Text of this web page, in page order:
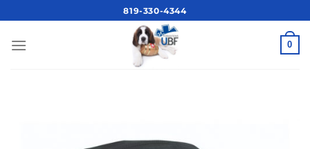
au
contenu
819-330-4344
0